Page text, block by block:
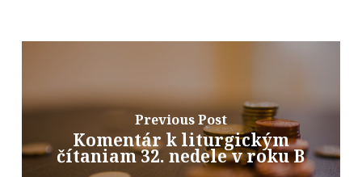
Previous Post
Komentár k liturgickým
čítaniam 32. nedele v roku B